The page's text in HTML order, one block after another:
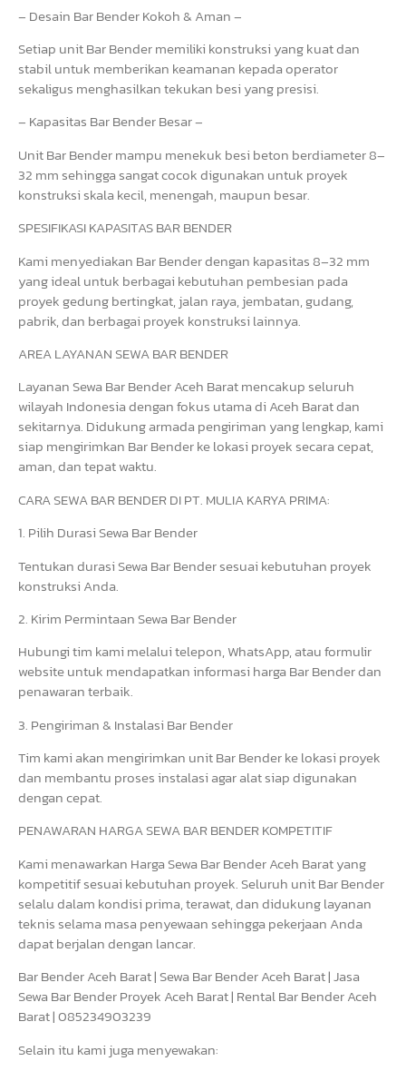
– Desain Bar Bender Kokoh & Aman –
Setiap unit Bar Bender memiliki konstruksi yang kuat dan
stabil untuk memberikan keamanan kepada operator
sekaligus menghasilkan tekukan besi yang presisi.
– Kapasitas Bar Bender Besar –
Unit Bar Bender mampu menekuk besi beton berdiameter 8–
32 mm sehingga sangat cocok digunakan untuk proyek
konstruksi skala kecil, menengah, maupun besar.
SPESIFIKASI KAPASITAS BAR BENDER
Kami menyediakan Bar Bender dengan kapasitas 8–32 mm
yang ideal untuk berbagai kebutuhan pembesian pada
proyek gedung bertingkat, jalan raya, jembatan, gudang,
pabrik, dan berbagai proyek konstruksi lainnya.
AREA LAYANAN SEWA BAR BENDER
Layanan Sewa Bar Bender Aceh Barat mencakup seluruh
wilayah Indonesia dengan fokus utama di Aceh Barat dan
sekitarnya. Didukung armada pengiriman yang lengkap, kami
siap mengirimkan Bar Bender ke lokasi proyek secara cepat,
aman, dan tepat waktu.
CARA SEWA BAR BENDER DI PT. MULIA KARYA PRIMA:
1. Pilih Durasi Sewa Bar Bender
Tentukan durasi Sewa Bar Bender sesuai kebutuhan proyek
konstruksi Anda.
2. Kirim Permintaan Sewa Bar Bender
Hubungi tim kami melalui telepon, WhatsApp, atau formulir
website untuk mendapatkan informasi harga Bar Bender dan
penawaran terbaik.
3. Pengiriman & Instalasi Bar Bender
Tim kami akan mengirimkan unit Bar Bender ke lokasi proyek
dan membantu proses instalasi agar alat siap digunakan
dengan cepat.
PENAWARAN HARGA SEWA BAR BENDER KOMPETITIF
Kami menawarkan Harga Sewa Bar Bender Aceh Barat yang
kompetitif sesuai kebutuhan proyek. Seluruh unit Bar Bender
selalu dalam kondisi prima, terawat, dan didukung layanan
teknis selama masa penyewaan sehingga pekerjaan Anda
dapat berjalan dengan lancar.
Bar Bender Aceh Barat | Sewa Bar Bender Aceh Barat | Jasa
Sewa Bar Bender Proyek Aceh Barat | Rental Bar Bender Aceh
Barat | 085234903239
Selain itu kami juga menyewakan: